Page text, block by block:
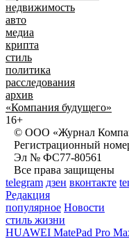
недвижимость
авто
медиа
крипта
стиль
политика
расследования
архив
«Компания будущего»
16+
© ООО «Журнал
Регистрационный
Эл № ФС77-80561
Все права защищены
telegram дзен вконтакте
Редакция
популярное Новости
стиль жизни
HUAWEI MatePad Pro